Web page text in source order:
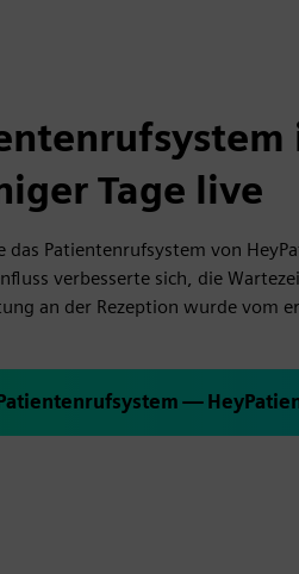
Tage live
das Patientenrufsystem von
verbesserte sich, die
an der Rezeption wurde vom
—